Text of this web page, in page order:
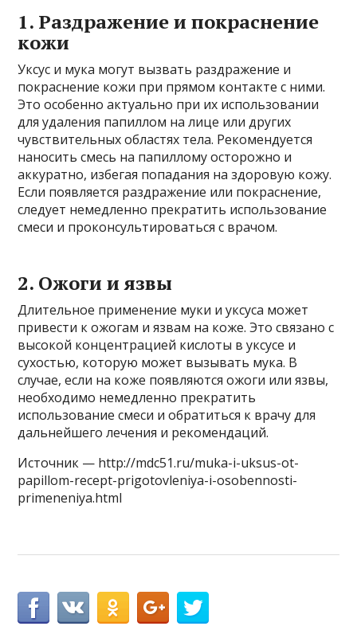
1. Раздражение и покраснение
кожи
Уксус и мука могут вызвать раздражение и
покраснение кожи при прямом контакте с ними.
Это особенно актуально при их использовании
для удаления папиллом на лице или других
чувствительных областях тела. Рекомендуется
наносить смесь на папиллому осторожно и
аккуратно, избегая попадания на здоровую кожу.
Если появляется раздражение или покраснение,
следует немедленно прекратить использование
смеси и проконсультироваться с врачом.
2. Ожоги и язвы
Длительное применение муки и уксуса может
привести к ожогам и язвам на коже. Это связано с
высокой концентрацией кислоты в уксусе и
сухостью, которую может вызывать мука. В
случае, если на коже появляются ожоги или язвы,
необходимо немедленно прекратить
использование смеси и обратиться к врачу для
дальнейшего лечения и рекомендаций.
Источник — http://mdc51.ru/muka-i-uksus-ot-
papillom-recept-prigotovleniya-i-osobennosti-
primeneniya.html